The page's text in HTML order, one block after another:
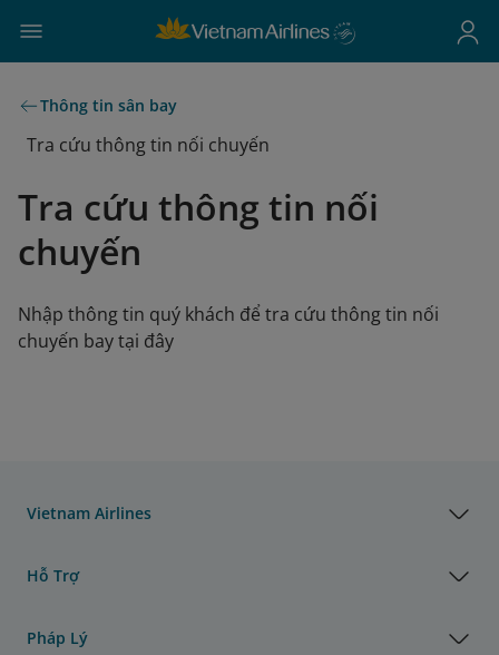
Thông tin sân bay
Tra cứu thông tin nối chuyến
Tra cứu thông tin nối
chuyến
Nhập thông tin quý khách để tra cứu thông tin nối
chuyến bay tại đây
Vietnam Airlines
Hỗ Trợ
Pháp Lý